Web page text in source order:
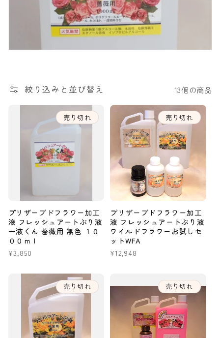
絞り込みと並び替え 13個の商品
売り切れ
プリザーブドフラワー加工
液 フレッシュアートぷり液
一液くん 薔薇用 無色 １０
００ｍｌ
通
¥3,850
売り切れ
プリザーブドフラワー加工
液 フレッシュアートぷり液
ワイルドフラワーお試しセ
ットWFA
通
¥12,948
売り切れ 売り切れ